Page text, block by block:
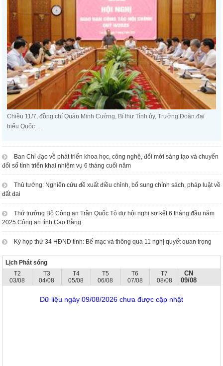
Chiều 11/7, đồng chí Quản Minh Cường, Bí thư Tỉnh ủy, Trưởng Đoàn đại
biểu Quốc ...
Ban Chỉ đạo về phát triển khoa học, công nghệ, đổi mới sáng tạo và chuyển
đổi số tỉnh triển khai nhiệm vụ 6 tháng cuối năm
Thủ tướng: Nghiên cứu đề xuất điều chỉnh, bổ sung chính sách, pháp luật về
đất đai
Thứ trưởng Bộ Công an Trần Quốc Tỏ dự hội nghị sơ kết 6 tháng đầu năm
2025 Công an tỉnh Cao Bằng
Kỳ họp thứ 34 HĐND tỉnh: Bế mạc và thông qua 11 nghị quyết quan trọng
Lịch Phát sóng
T2
03/08
T3
04/08
T4
05/08
T5
06/08
T6
07/08
T7
08/08
CN
09/08
Dữ liệu ngày 09/08/2026 chưa được cập nhật